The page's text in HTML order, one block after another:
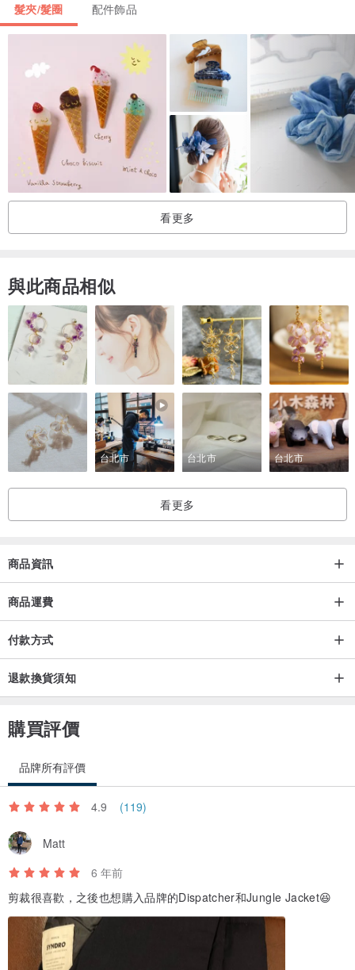
任選兩條（顏色可在訂單備註註明）一條自己用，一條送給好朋友
福袋價格1200
產地/製造方式
台灣
髮夾/髮圈 配件飾品
看更多
與此商品相似
台北市 台北市 台北市
看更多
商品資訊
商品運費
付款方式
退款換貨須知
購買評價
品牌所有評價
4.9 (119)
Matt
6 年前
剪裁很喜歡，之後也想購入品牌的Dispatcher和Jungle Jacket😆